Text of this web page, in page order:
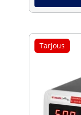
Tarjous